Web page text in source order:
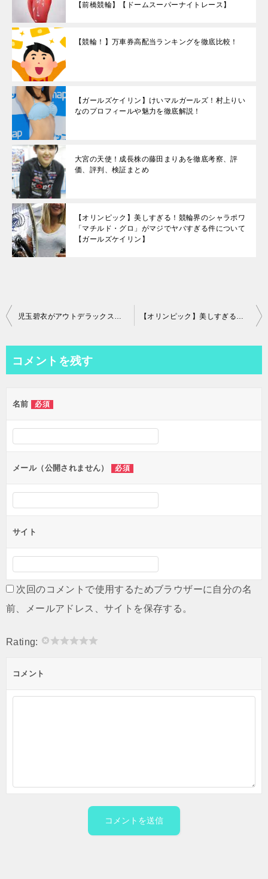
【前橋競輪】【ドームスーパーナイトレース】
【競輪！】万車券高配当ランキングを徹底比較！
【ガールズケイリン】けいマルガールズ！村上りい
なのプロフィールや魅力を徹底解説！
大宮の天使！成長株の藤田まりあを徹底考察、評
価、評判、検証まとめ
【オリンピック】美しすぎる！競輪界のシャラポワ
「マチルド・グロ」がマジでヤバすぎる件について
【ガールズケイリン】
投
ビ
ー
シ
ョ
ン
児玉碧衣がアウトデラックスでぶっちゃけた金遣いが豪快すぎた！1600万のレクサスとゲームに120万の課金‥【ガールズケイリン】 【オリンピック】美しすぎる！競輪界のシャラポワ「マチルド・グロ」がマジでヤバすぎる件について【ガールズケイリン】
コメントを残す
名前 必須
メール（公開されません） 必須
サイト
次回のコメントで使用するためブラウザーに自分の名
前、メールアドレス、サイトを保存する。
Rating:
コメント